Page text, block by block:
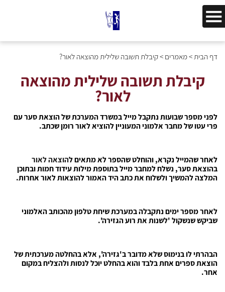
דף הבית>מאמרים >קיבלת תשובה שלילית מהוצאה לאור?
קיבלת תשובה שלילית מהוצאה
לאור?
לפני מספר שבועות נתקבל מייל במשרד המערכת של הוצאת סער עם
פרי עטו של מחבר אלמוני המעוניין להוציא לאור רומן שכתב.
לאחר שהמייל נקרא, והוחלט שהספר לא מתאים להוצאה לאור
בהוצאת סער, נשלח למחבר מייל בתוספת מילות עידוד חמות ובתוכן
המלצה להמשיך ולשלוח את כתב היד האמור להוצאות לאור אחרות.
לאחר מספר ימים נתקבלה במערכת שיחת טלפון מהכותב האלמוני
שביקש שנשקול 'לשנות את רוע הגזירה'.
הבהרתי לו בנימוס שלא מדובר ב'גזירה', אלא בהחלטה מערכתית של
הוצאת ספרים אחת בלבד והוא בהחלט יוכל לנסות ולהצליח במקום
אחר.